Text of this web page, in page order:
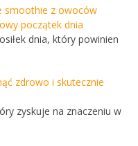
smoothie z owoców
początek dnia
dnia, który powinien
zdrowo i skutecznie
zyskuje na znaczeniu w